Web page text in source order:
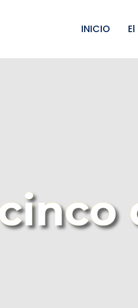
INICIO